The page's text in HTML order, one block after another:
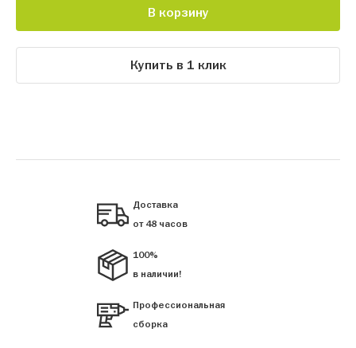
В корзину
Купить в 1 клик
Доставка
от 48 часов
100%
в наличии!
Профессиональная
сборка